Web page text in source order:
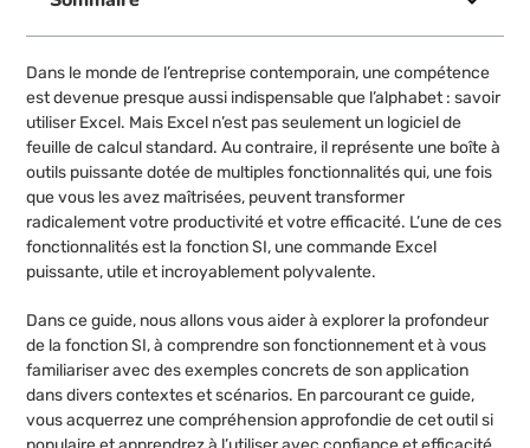
Dans le monde de l’entreprise contemporain, une compétence
est devenue presque aussi indispensable que l’alphabet : savoir
utiliser Excel. Mais Excel n’est pas seulement un logiciel de
feuille de calcul standard. Au contraire, il représente une boîte à
outils puissante dotée de multiples fonctionnalités qui, une fois
que vous les avez maîtrisées, peuvent transformer
radicalement votre productivité et votre efficacité. L’une de ces
fonctionnalités est la fonction SI, une commande Excel
puissante, utile et incroyablement polyvalente.
Dans ce guide, nous allons vous aider à explorer la profondeur
de la fonction SI, à comprendre son fonctionnement et à vous
familiariser avec des exemples concrets de son application
dans divers contextes et scénarios. En parcourant ce guide,
vous acquerrez une compréhension approfondie de cet outil si